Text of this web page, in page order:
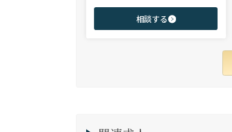
商社、投資銀行、大手事業会社を始めとする
幅広い領域で、若手～エグゼクティブまでご
相談する